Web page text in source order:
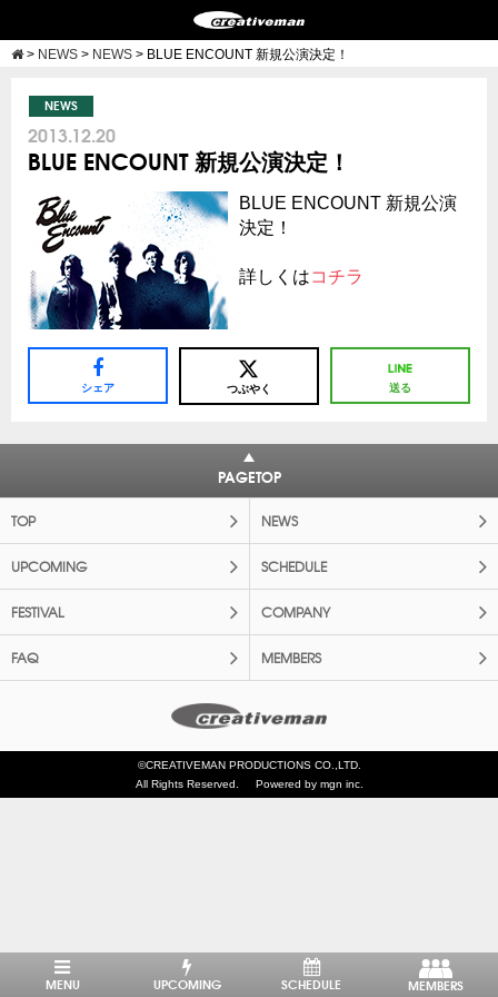
> NEWS > NEWS > BLUE ENCOUNT 新規公演決定！
NEWS
2013.12.20
BLUE ENCOUNT 新規公演決定！
BLUE ENCOUNT 新規公演
決定！
詳しくはコチラ
シェア つぶやく 送る
PAGETOP
TOP NEWS
UPCOMING SCHEDULE
FESTIVAL COMPANY
FAQ MEMBERS
©CREATIVEMAN PRODUCTIONS CO.,LTD.
All Rights Reserved.
Powered by mgn inc.
MENU UPCOMING SCHEDULE MEMBERS